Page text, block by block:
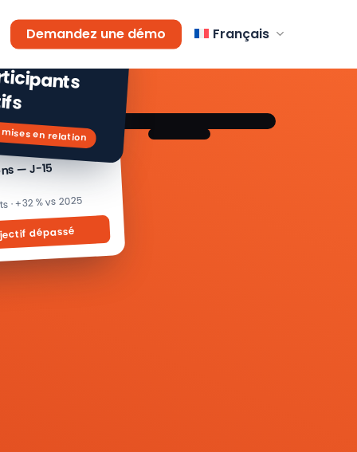
Demandez une démo Français
— J-15
· +32 % vs 2025
dépassé
de
mises en relation